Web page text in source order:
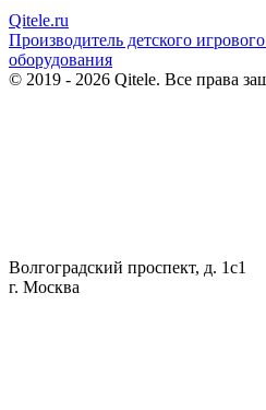
Qitele.ru
Производитель детского
оборудования
© 2019 - 2026 Qitele. Все права
Волгоградский проспект, д. 1с1
г. Москва